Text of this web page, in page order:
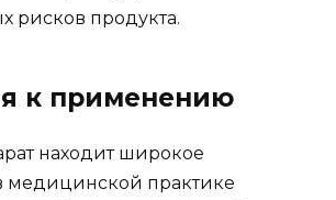
рисков продукта.
к применению
находит широкое
медицинской практике